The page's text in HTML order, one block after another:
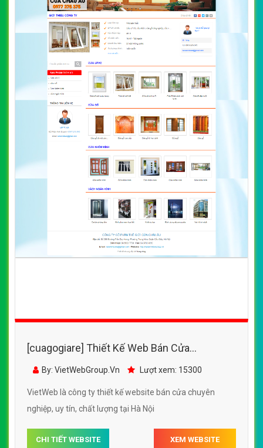
[cuagogiare] Thiết Kế Web Bán Cửa
KaraWindows đẹp, chuyên nghiệp chuẩn
By: VietWebGroup.Vn Lượt xem: 15300
VietWeb là công ty thiết kế website bán cửa chuyên
nghiệp, uy tín, chất lượng tại Hà Nội
CHI TIẾT WEBSITE XEM WEBSITE